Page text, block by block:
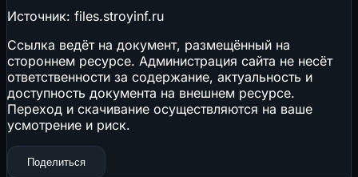
Источник: files.stroyinf.ru
Ссылка ведёт на документ, размещённый на
стороннем ресурсе. Администрация сайта не несёт
ответственности за содержание, актуальность и
доступность документа на внешнем ресурсе.
Переход и скачивание осуществляются на ваше
усмотрение и риск.
Поделиться